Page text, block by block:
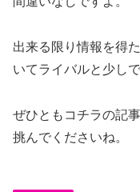
出来る限り情報を得
いてライバルと少し
ぜひともコチラの記
挑んでくださいね。